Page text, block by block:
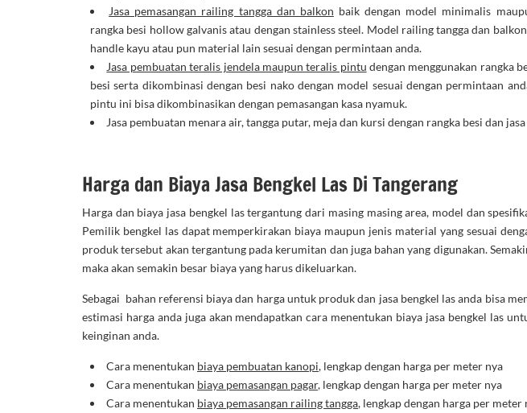
Jasa pemasangan railing tangga dan balkon baik dengan model minimalis
rangka besi hollow galvanis atau dengan stainless steel. Model railing tangga dan
handle kayu atau pun material lain sesuai dengan permintaan anda.
Jasa pembuatan teralis jendela maupun teralis pintu dengan menggunakan rangka
besi serta dikombinasi dengan besi nako dengan model sesuai dengan permintaan
pintu ini bisa dikombinasikan dengan pemasangan kasa nyamuk.
Jasa pembuatan menara air, tangga putar, meja dan kursi dengan rangka besi dan
Harga dan Biaya Jasa Bengkel Las Di Tangerang
Harga dan biaya jasa bengkel las tergantung dari masing masing area, model dan
Pemilik bengkel las dapat memperkirakan biaya maupun jenis material yang sesuai
produk tersebut akan tergantung pada kerumitan dan juga bahan yang digunakan.
maka akan semakin besar biaya yang harus dikeluarkan.
Sebagai bahan referensi biaya dan harga untuk produk dan jasa bengkel las anda bisa
estimasi harga anda juga akan mendapatkan cara menentukan biaya jasa bengkel las
keinginan anda.
Cara menentukan biaya pembuatan kanopi, lengkap dengan harga per meter nya
Cara menentukan biaya pemasangan pagar, lengkap dengan harga per meter nya
Cara menentukan biaya pemasangan railing tangga, lengkap dengan harga per meter